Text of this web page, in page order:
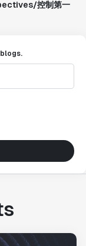
控制第一